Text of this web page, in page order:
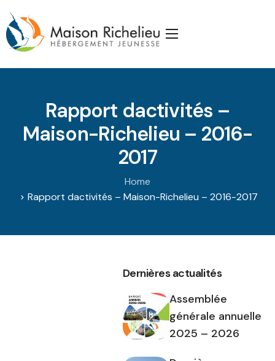
Accueil
Services
Publications
Partenaires
Rapport dactivités –
Maison-Richelieu – 2016-
2017
Home
Rapport dactivités – Maison-Richelieu – 2016-2017
Dernières actualités
Assemblée
générale annuelle
2025 – 2026